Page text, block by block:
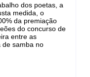
dos poetas, a
medida, o
da premiação
do concurso de
entre as
de samba no